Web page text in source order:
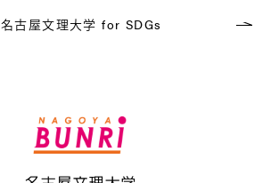
名古屋文理大学 for SDGs